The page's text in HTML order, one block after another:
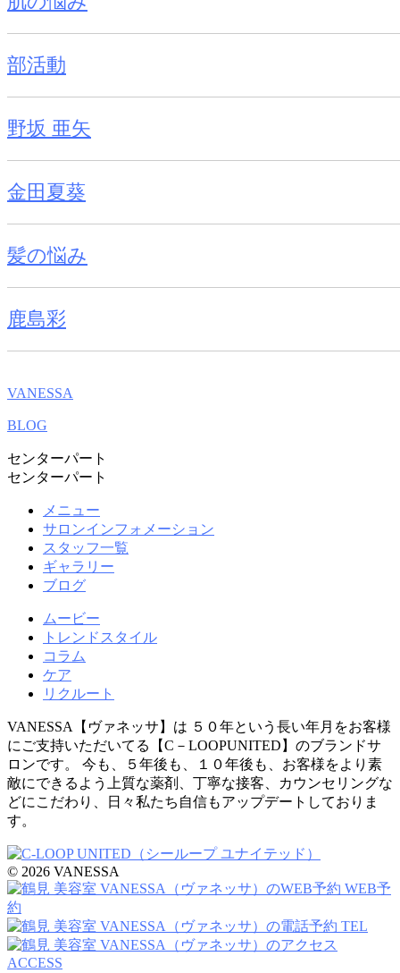
部活動
野坂 亜矢
金田夏葵
髪の悩み
鹿島彩
VANESSA
BLOG
センターパート
センターパート
メニュー
サロンインフォメーション
スタッフ一覧
ギャラリー
ブログ
ムービー
トレンドスタイル
コラム
ケア
リクルート
VANESSA【ヴァネッサ】は ５０年という長い年月をお客様
にご支持いただいてる【C－LOOPUNITED】のブランドサ
ロンです。 今も、５年後も、１０年後も、お客様をより素
敵にできるよう上質な薬剤、丁寧な接客、カウンセリングな
どにこだわり、日々私たち自信もアップデートしておりま
す。
© 2026 VANESSA
WEB予
約
TEL
ACCESS